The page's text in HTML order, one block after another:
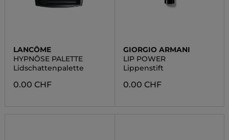
LANCÔME
HYPNÔSE PALETTE
Lidschattenpalette
0.00 CHF
GIORGIO ARMANI
LIP POWER
Lippenstift
0.00 CHF